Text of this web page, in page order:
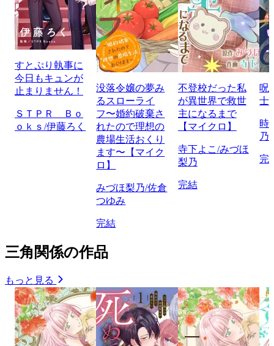
すとぷり執事に
今日もキュンが
止まりません！
ＳＴＰＲ Ｂｏ
ｏｋｓ/伊藤ろく
没落令嬢の夢み
るスローライ
フ〜婚約破棄さ
れたので理想の
農場生活おくり
ます〜【マイク
ロ】
みづほ梨乃/佐倉
つゆみ
完結
不登校だった私
が異世界で救世
主になるまで
【マイクロ】
寺下よこ/みづほ
梨乃
完結
呪
士
時
乃
完
三角関係の作品
もっと見る